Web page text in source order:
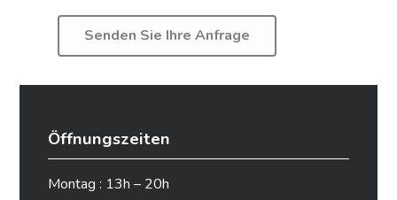
Öffnungszeiten
Montag : 13h – 20h